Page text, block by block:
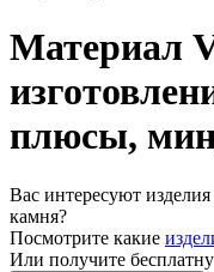
Материал
плюсы,
Вас интересуют
камня?
Посмотрите какие
Или получите